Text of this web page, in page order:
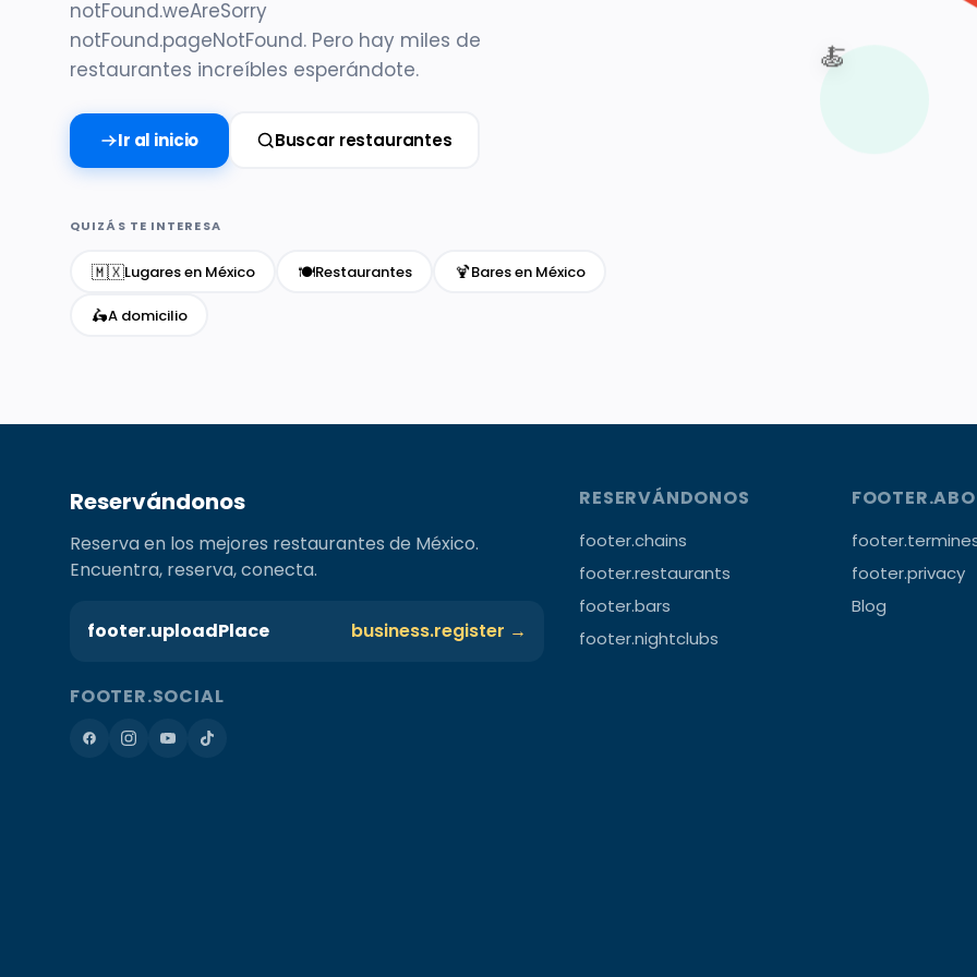
notFound.weAreSorry
notFound.pageNotFound. Pero hay miles de
restaurantes increíbles esperándote.
Ir al inicio Buscar restaurantes
QUIZÁS TE INTERESA
🇲🇽Lugares en México 🍽️Restaurantes 🍹Bares en México
🛵A domicilio
🍝
Reservándonos
Reserva en los mejores restaurantes de México.
Encuentra, reserva, conecta.
footer.uploadPlace business.register →
FOOTER.SOCIAL
RESERVÁNDONOS
footer.chains
footer.restaurants
footer.bars
footer.nightclubs
footer.privacy
Blog